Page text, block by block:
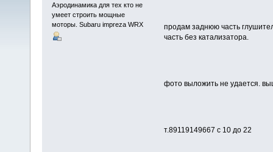
Аэродинамика для тех кто не
умеет строить мощные
моторы. Subaru impreza WRX
продам заднюю часть
часть без катализатора.
фото выложить не удается.
т.89119149667 с 10 до 22